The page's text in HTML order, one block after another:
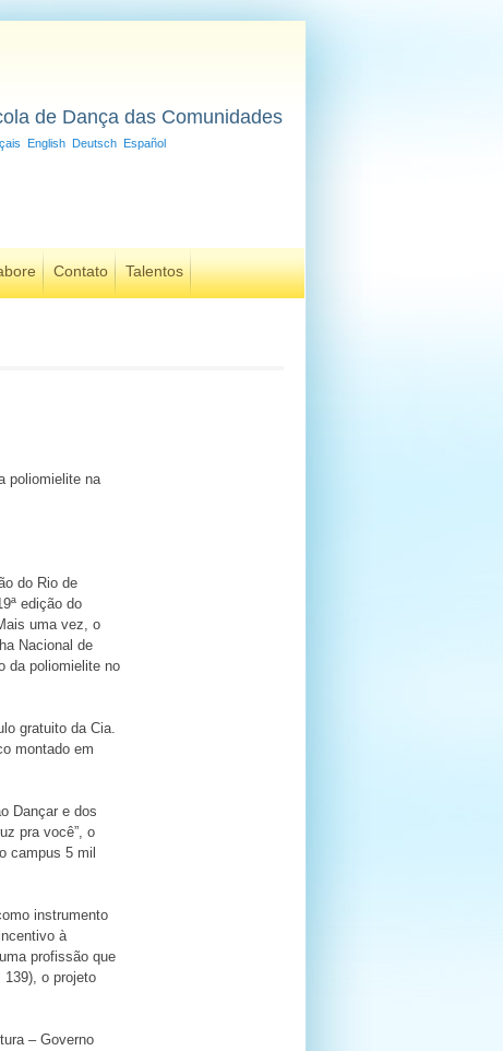
de Dança das Comunidades
English Deutsch Español
Contato Talentos
poliomielite na
do Rio de
edição do
uma vez, o
Nacional de
da poliomielite no
gratuito da Cia.
montado em
Dançar e dos
pra você”, o
campus 5 mil
instrumento
à
profissão que
139), o projeto
– Governo